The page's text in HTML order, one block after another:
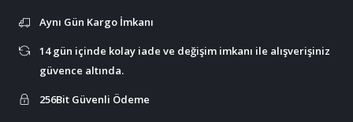
Aynı Gün Kargo İmkanı
14 gün içinde kolay iade ve değişim imkanı ile alışverişiniz
güvence altında.
256Bit Güvenli Ödeme